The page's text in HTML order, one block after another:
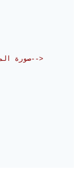
<!--صورة الملف الشخصي والنص-->